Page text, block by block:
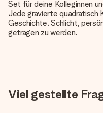
Set für deine Kolleginnen
Jede gravierte quadratisch
Geschichte. Schlicht,
getragen zu werden.
Viel gestellte